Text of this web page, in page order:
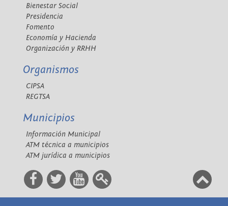
Bienestar Social
Presidencia
Fomento
Economía y Hacienda
Organización y RRHH
Organismos
CIPSA
REGTSA
Municipios
Información Municipal
ATM técnica a municipios
ATM jurídica a municipios